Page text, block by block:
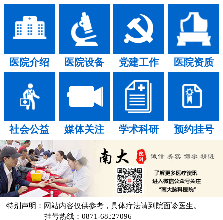
医院介绍 医院设备 党建工作 医院资质
社会公益 媒体关注 学术科研 预约挂号
特别声明：网站内容仅供参考，具体疗法请到院面诊医生。
挂号热线：0871-68327096